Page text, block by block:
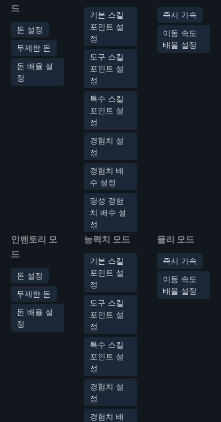
드
돈 설정
무제한 돈
돈 배율 설
정
기본 스킬
포인트 설
정
도구 스킬
포인트 설
정
특수 스킬
포인트 설
정
경험치 설
정
경험치 배
수 설정
명성 경험
치 배수 설
정
즉시 가속
이동 속도
배율 설정
인벤토리 모
드
돈 설정
무제한 돈
돈 배율 설
정
능력치 모드
기본 스킬
포인트 설
정
도구 스킬
포인트 설
정
특수 스킬
포인트 설
정
경험치 설
정
경험치 배
물리 모드
즉시 가속
이동 속도
배율 설정